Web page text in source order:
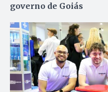
governo de Goiás